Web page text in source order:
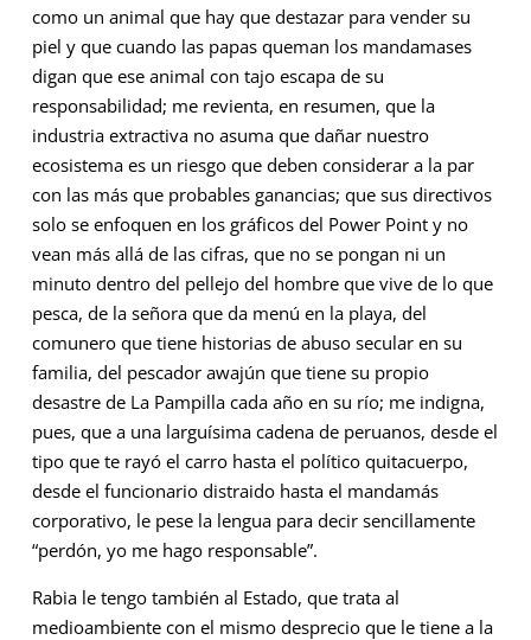
como un animal que hay que destazar para vender su
piel y que cuando las papas queman los mandamases
digan que ese animal con tajo escapa de su
responsabilidad; me revienta, en resumen, que la
industria extractiva no asuma que dañar nuestro
ecosistema es un riesgo que deben considerar a la par
con las más que probables ganancias; que sus directivos
solo se enfoquen en los gráficos del Power Point y no
vean más allá de las cifras, que no se pongan ni un
minuto dentro del pellejo del hombre que vive de lo que
pesca, de la señora que da menú en la playa, del
comunero que tiene historias de abuso secular en su
familia, del pescador awajún que tiene su propio
desastre de La Pampilla cada año en su río; me indigna,
pues, que a una larguísima cadena de peruanos, desde el
tipo que te rayó el carro hasta el político quitacuerpo,
desde el funcionario distraido hasta el mandamás
corporativo, le pese la lengua para decir sencillamente
“perdón, yo me hago responsable”.
Rabia le tengo también al Estado, que trata al
medioambiente con el mismo desprecio que le tiene a la